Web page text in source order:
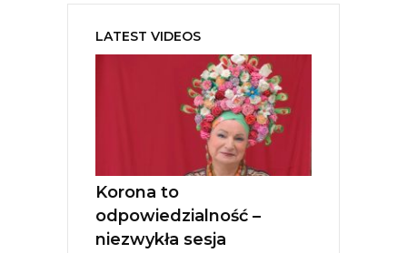
LATEST VIDEOS
Korona to
odpowiedzialność –
niezwykła sesja